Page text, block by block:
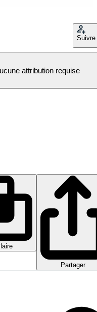
Suivre
attribution requise
Partager